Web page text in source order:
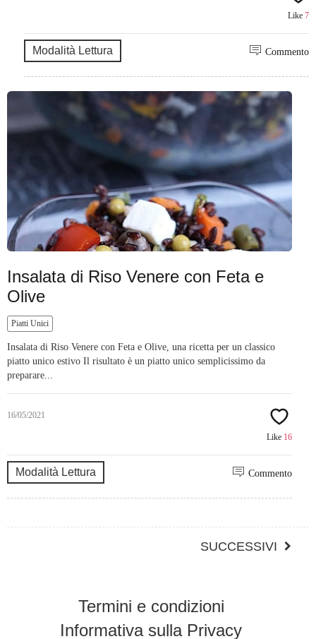
Like 7
Modalità Lettura Commento
Insalata di Riso Venere con Feta e
Olive
Piatti Unici
Insalata di Riso Venere con Feta e Olive, una ricetta per un classico
piatto unico estivo Il risultato è un piatto unico semplicissimo da
preparare...
16/05/2021
Like 16
Modalità Lettura Commento
SUCCESSIVI
Termini e condizioni
Informativa sulla Privacy